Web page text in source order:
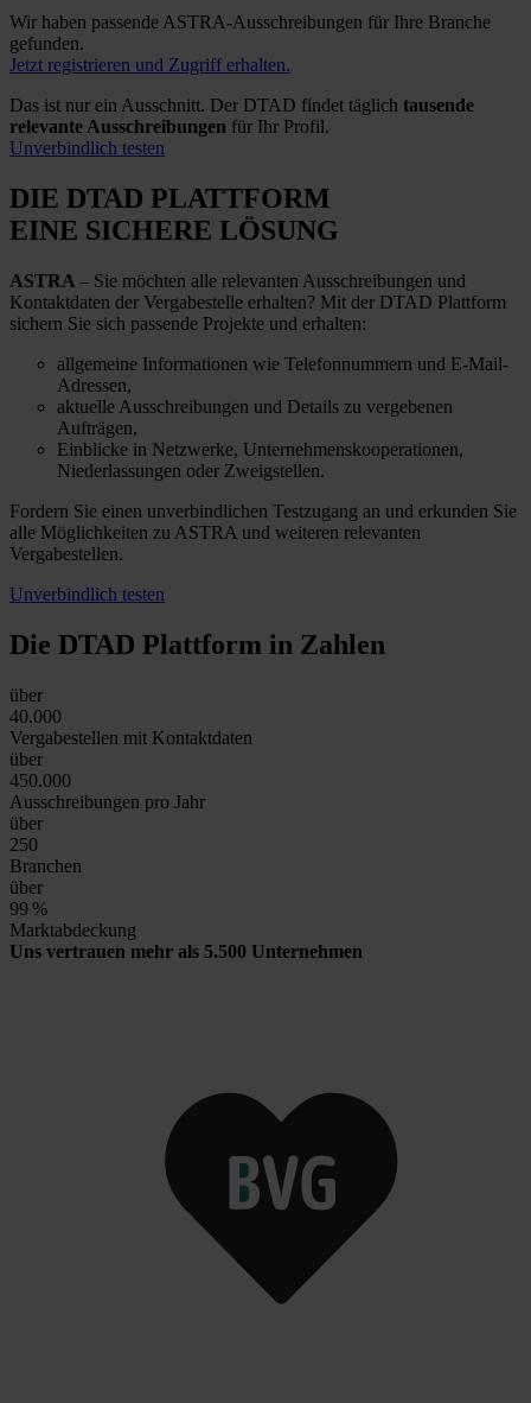
Wir haben passende ASTRA-Ausschreibungen für Ihre Branche
gefunden.
Jetzt registrieren und Zugriff erhalten.
Das ist nur ein Ausschnitt. Der DTAD findet täglich tausende
relevante Ausschreibungen für Ihr Profil.
Unverbindlich testen
DIE DTAD PLATTFORM
EINE SICHERE LÖSUNG
ASTRA – Sie möchten alle relevanten Ausschreibungen und
Kontaktdaten der Vergabestelle erhalten? Mit der DTAD Plattform
sichern Sie sich passende Projekte und erhalten:
allgemeine Informationen wie Telefonnummern und E-Mail-
Adressen,
aktuelle Ausschreibungen und Details zu vergebenen
Aufträgen,
Einblicke in Netzwerke, Unternehmenskooperationen,
Niederlassungen oder Zweigstellen.
Fordern Sie einen unverbindlichen Testzugang an und erkunden Sie
alle Möglichkeiten zu ASTRA und weiteren relevanten
Vergabestellen.
Unverbindlich testen
Die DTAD Plattform in Zahlen
über
40.000
Vergabestellen mit Kontaktdaten
über
450.000
Ausschreibungen pro Jahr
über
250
Branchen
über
99 %
Marktabdeckung
Uns vertrauen mehr als 5.500 Unternehmen